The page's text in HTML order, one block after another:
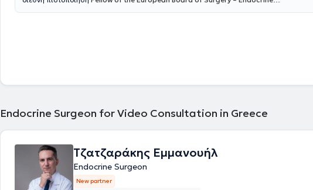
Μεταπτυχιακούς Τίτλους: στη Χειρουργική Ενδοκρινών Αδένων από το Αριστοτέλειο
Endocrine Surgeon for Video Consultation in Greece
Τζατζαράκης Εμμανουήλ
Endocrine Surgeon
New partner